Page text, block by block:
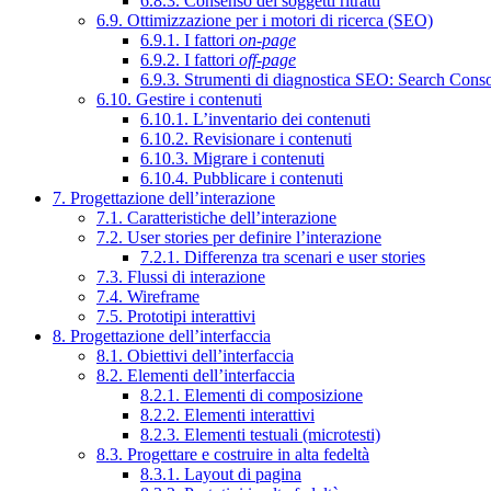
6.9. Ottimizzazione per i motori di ricerca (SEO)
6.9.1. I fattori on-page
6.9.2. I fattori off-page
6.9.3. Strumenti di diagnostica SEO: Search
6.10. Gestire i contenuti
6.10.1. L’inventario dei contenuti
6.10.2. Revisionare i contenuti
6.10.3. Migrare i contenuti
6.10.4. Pubblicare i contenuti
7. Progettazione dell’interazione
7.1. Caratteristiche dell’interazione
7.2. User stories per definire l’interazione
7.2.1. Differenza tra scenari e user stories
7.3. Flussi di interazione
7.4. Wireframe
7.5. Prototipi interattivi
8. Progettazione dell’interfaccia
8.1. Obiettivi dell’interfaccia
8.2. Elementi dell’interfaccia
8.2.1. Elementi di composizione
8.2.2. Elementi interattivi
8.2.3. Elementi testuali (microtesti)
8.3. Progettare e costruire in alta fedeltà
8.3.1. Layout di pagina